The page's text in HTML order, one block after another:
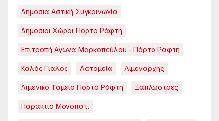
Δημόσια Αστική Συγκοινωνία
Δημόσιοι Χώροι Πόρτο Ράφτη
Επιτροπή Αγώνα Μαρκοπούλου - Πόρτο Ράφτη
Καλός Γιαλός Λατομεία Λιμενάρχης
Λιμενικό Ταμείο Πόρτο Ράφτη Ξαπλώστρες
Παράκτιο Μονοπάτι